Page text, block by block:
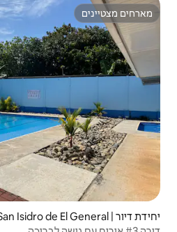
דירוג ממוצע של 4.9 מתוך 5, 102 ביקורות
4.9 (102)